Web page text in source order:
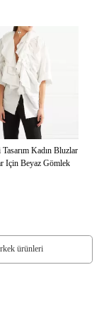
Kadın Bluzlar
Için Beyaz Gömlek
ürünleri